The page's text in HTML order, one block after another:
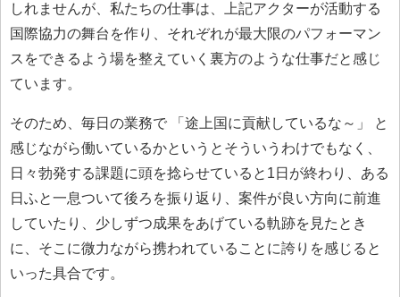
しれませんが、私たちの仕事は、上記アクターが活動する
国際協力の舞台を作り、それぞれが最大限のパフォーマン
スをできるよう場を整えていく裏方のような仕事だと感じ
ています。
そのため、毎日の業務で 「途上国に貢献しているな～」 と
感じながら働いているかというとそういうわけでもなく、
日々勃発する課題に頭を捻らせていると1日が終わり、ある
日ふと一息ついて後ろを振り返り、案件が良い方向に前進
していたり、少しずつ成果をあげている軌跡を見たとき
に、そこに微力ながら携われていることに誇りを感じると
いった具合です。